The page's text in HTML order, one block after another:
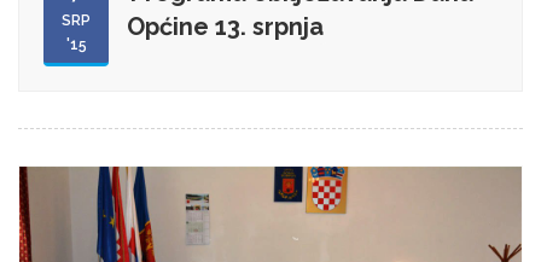
SRP
'15
Općine 13. srpnja